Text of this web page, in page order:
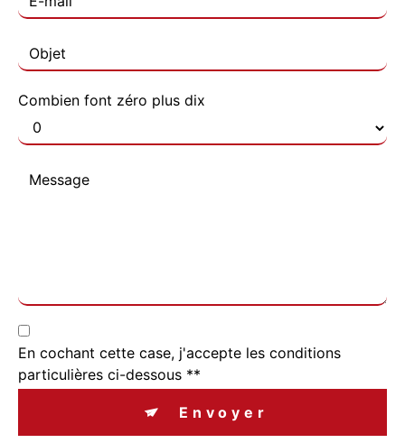
Combien font zéro plus dix
En cochant cette case, j'accepte les conditions
particulières ci-dessous **
Envoyer